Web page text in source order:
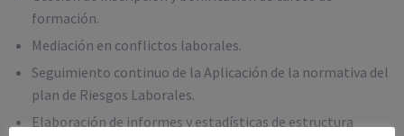
formación.
Mediación en conflictos laborales.
Seguimiento continuo de la Aplicación de la normativa del
plan de Riesgos Laborales.
Elaboración de informes y estadísticas de estructura